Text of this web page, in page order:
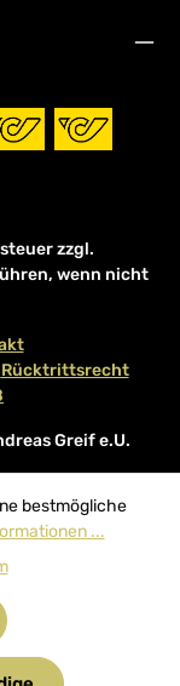
zzgl.
wenn nicht
Greif e.U.
Rücktrittsrecht
bestmögliche
...